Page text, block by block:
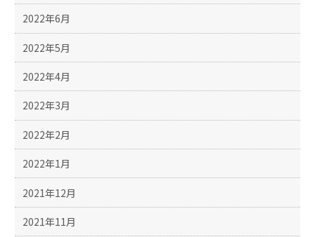
2022年6月
2022年5月
2022年4月
2022年3月
2022年2月
2022年1月
2021年12月
2021年11月